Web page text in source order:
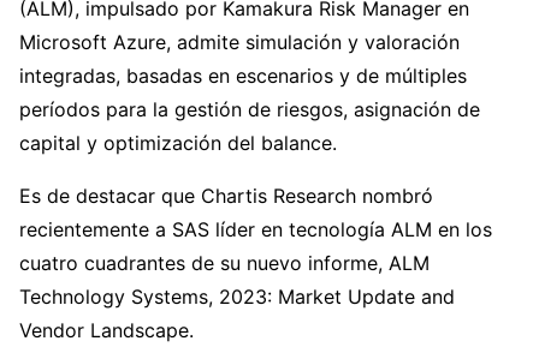
(ALM), impulsado por Kamakura Risk Manager en
Microsoft Azure, admite simulación y valoración
integradas, basadas en escenarios y de múltiples
períodos para la gestión de riesgos, asignación de
capital y optimización del balance.
Es de destacar que Chartis Research nombró
recientemente a SAS líder en tecnología ALM en los
cuatro cuadrantes de su nuevo informe, ALM
Technology Systems, 2023: Market Update and
Vendor Landscape.